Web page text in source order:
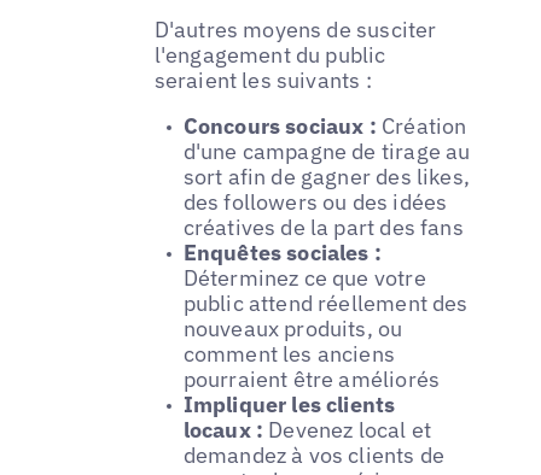
D'autres moyens de susciter
l'engagement du public
seraient les suivants :
Concours sociaux : Création
d'une campagne de tirage au
sort afin de gagner des likes,
des followers ou des idées
créatives de la part des fans
Enquêtes sociales :
Déterminez ce que votre
public attend réellement des
nouveaux produits, ou
comment les anciens
pourraient être améliorés
Impliquer les clients
locaux : Devenez local et
demandez à vos clients de